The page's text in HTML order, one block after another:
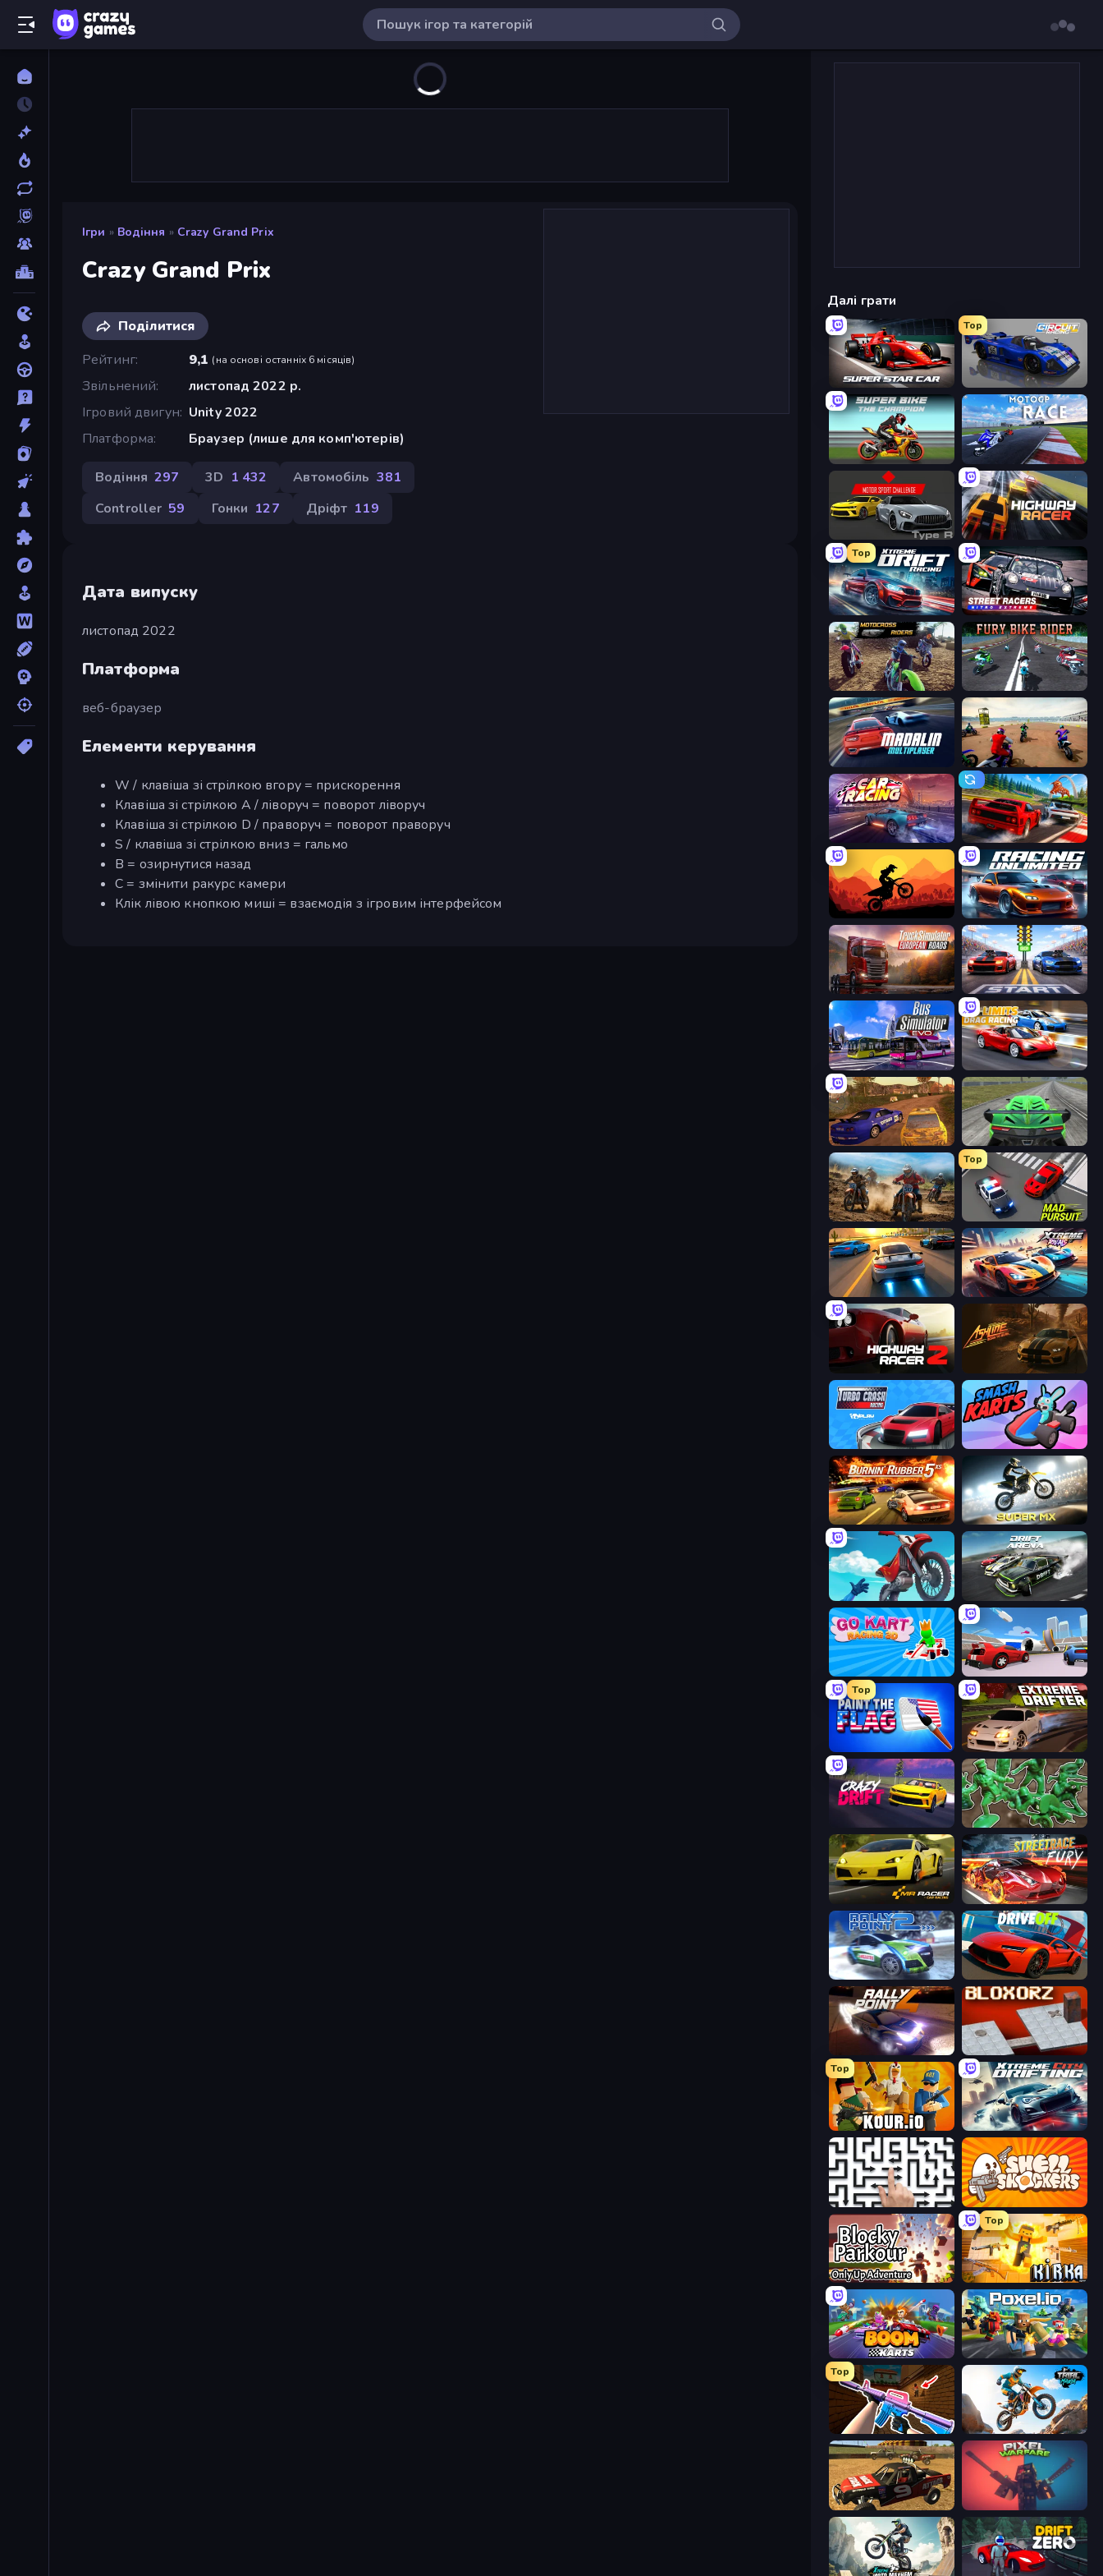
Ігри » Водіння » Crazy Grand Prix
Crazy Grand Prix
Поділитися
Рейтинг
9,1 (на основі останніх 6 місяців)
Звільнений
листопад 2022 р.
Ігровий двигун Unity 2022
Платформа
Браузер (лише для комп'ютерів)
Водіння 297 3D 1 432 Автомобіль 381
Controller 59 Гонки 127 Дріфт 119
Дата випуску
листопад 2022
Платформа
веб-браузер
Елементи керування
W / клавіша зі стрілкою вгору = прискорення
Клавіша зі стрілкою A / ліворуч = поворот ліворуч
Клавіша зі стрілкою D / праворуч = поворот праворуч
S / клавіша зі стрілкою вниз = гальмо
B = озирнутися назад
C = змінити ракурс камери
Клік лівою кнопкою миші = взаємодія з ігровим інтерфейсом
Далі грати
Super Star Car
Top
Circuit Racing
Super Bike The Champion MotoGP: Motocross Race
Motor Sport Challenge Type R Highway Racer
Top
Xtreme DRIFT Racing Street Racers Nitro Extreme
MotoCross Riders Fury Bike Rider
Super MX - The Champion
Car Games: Car Racing Game Racing: Online!
Sunset Bike Racing Racing Unlimited
Truck Simulator: European Roads Street Racer 2
Bus Simulator: EVO No Limits: Drag Racing
Dirt Rally Driver HD Speed Racing Pro 2
Motocross Dirt Bike Race Games
Top
Mad Pursuit
Asphalt Rush Xtreme Rivals: Car Racing
Highway Racer 2
Turbo Crash Smash Karts
Burnin' Rubber 5 XS Super MX - Last Season
Airborne Motocross Drift Arena
Go Kart Racing 3D DashCraft.io
Top
Paint the Flag Extreme Drifter
Crazy Drift Soldiers - Capture and Control!
Mr. Racer - Car Racing Street Race Fury
Rally Point 2 DriveOff
Rally Point 4 Bloxorz
Top
Kour.io Xtreme City Drifting
Arrow Escape: Puzzle Shell Shockers
Blocky Parkour: Only Up Adventure
Top
Kirka.io
Boom Karts Poxel.io
Top
KS Z Trial Mania
Offroad Dirt Racing 3D Pixel Warfare